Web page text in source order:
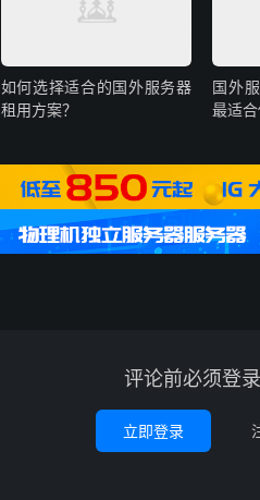
如何选择适合的国外服务器
租用方案？
国外
最适合
评论前必须登录
立即登录